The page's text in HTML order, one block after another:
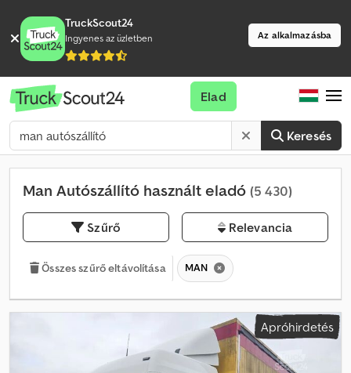
TruckScout24
Ingyenes az üzletben Az alkalmazásba
Keresés
Elad
Man Autószállító használt eladó (5 430)
Szűrő Relevancia
Összes szűrő eltávolítása MAN
Apróhirdetés